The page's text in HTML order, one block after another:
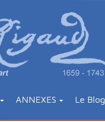
ANNEXES Le Blog